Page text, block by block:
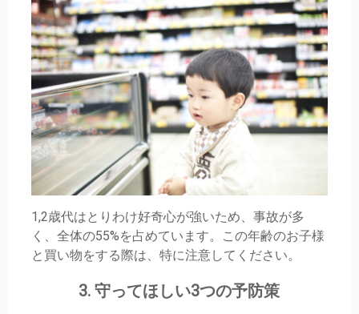
1,2歳代はとりわけ好奇心が強いため、事故が多
く、全体の55%を占めています。この年齢のお子様
と買い物をする際は、特に注意してください。
3. 守ってほしい3つの予防策